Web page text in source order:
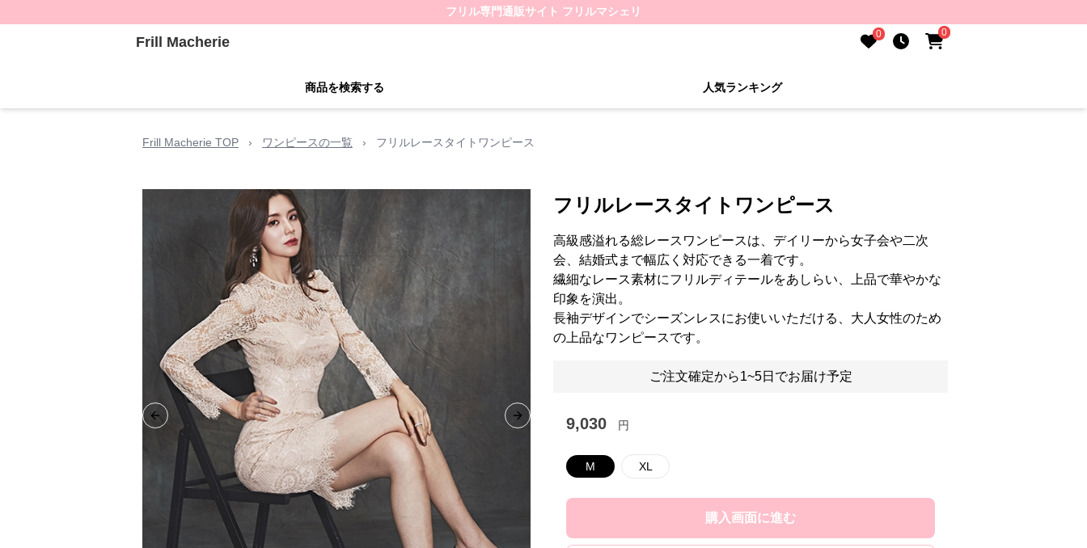
フリル専門通販サイト フリルマシェリ
Frill Macherie 0 0
商品を検索する 人気ランキング
Frill Macherie TOP › ワンピースの一覧 › フリルレースタイトワンピース
Previous slide Next slide
フリルレースタイトワンピース
高級感溢れる総レースワンピースは、デイリーから女子会や二次
会、結婚式まで幅広く対応できる一着です。
繊細なレース素材にフリルディテールをあしらい、上品で華やかな
印象を演出。
長袖デザインでシーズンレスにお使いいただける、大人女性のため
の上品なワンピースです。
ご注文確定から1~5日でお届け予定
9,030 円
M XL
購入画面に進む